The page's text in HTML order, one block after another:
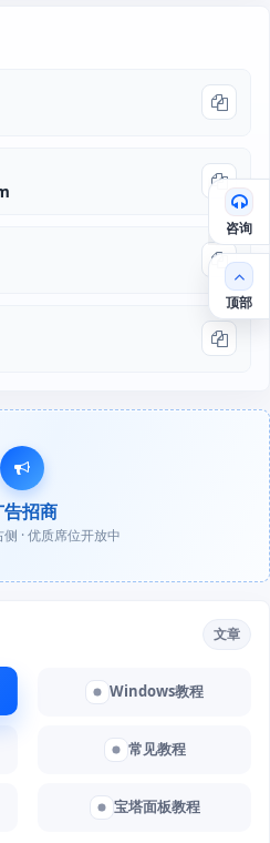
告招商
· 优质席位开放中
文章
Windows教程
常见教程
宝塔面板教程
咨询
顶部